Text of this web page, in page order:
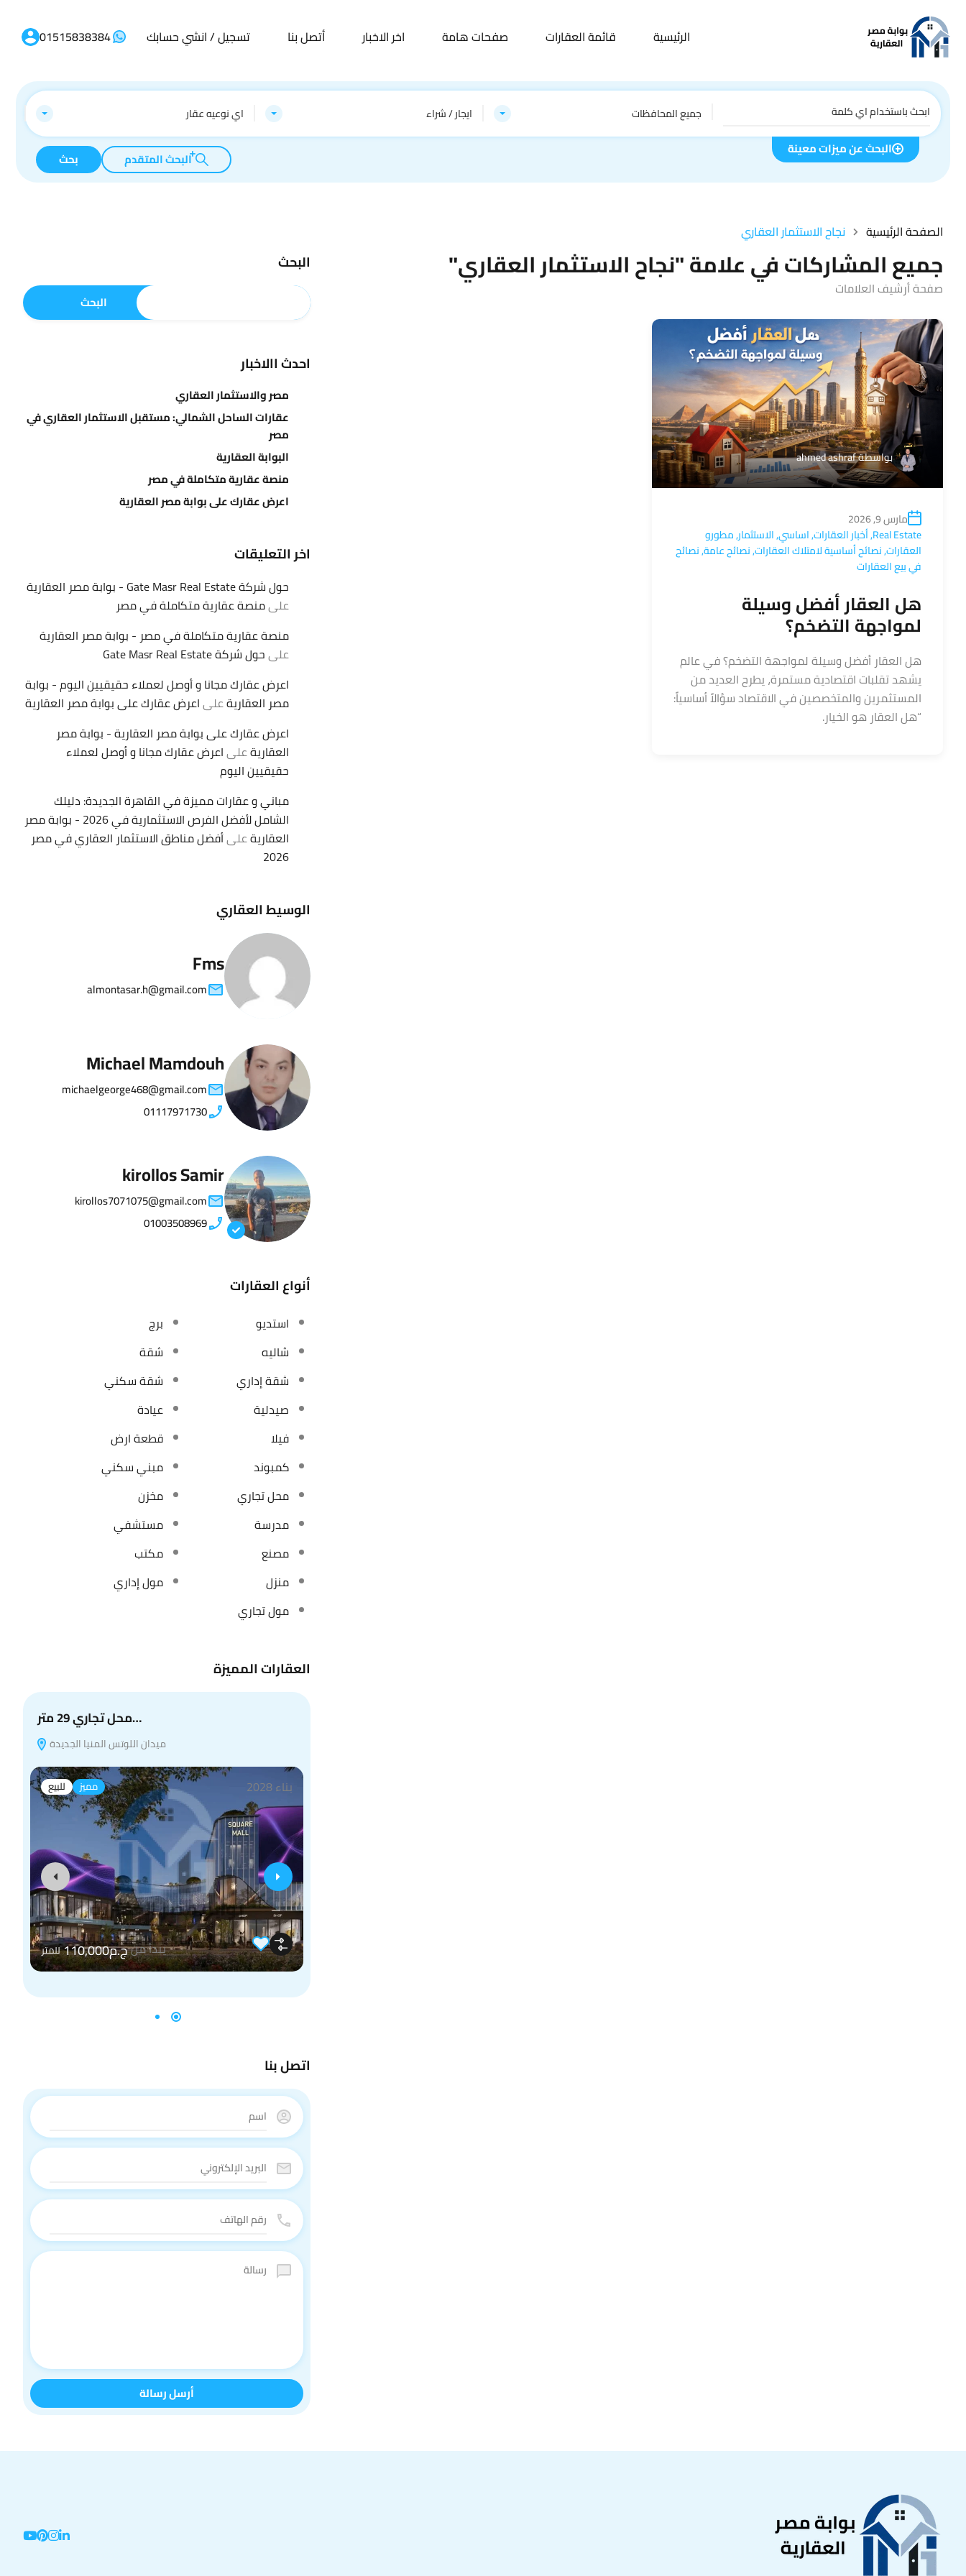
الرئيسية قائمة العقارات صفحات هامة اخر الاخبار أتصل بنا تسجيل / انشي حسابك 01515838384
جميع المحافظات ايجار / شراء اي نوعيه عقار
البحث عن ميزات معينة
البحث المتقدم بحث
الصفحة الرئيسية نجاح الاستثمار العقاري
جميع المشاركات في علامة "نجاح الاستثمار العقاري"
صفحة أرشيف العلامات
بواسطةahmed ashraf
مارس 9, 2026
Real Estate
,أخبار العقارات,اساسي,الاستثمار,مطورو
العقارات,نصائح أساسية لامتلاك العقارات,نصائح عامة,نصائح
في بيع العقارات
هل العقار أفضل وسيلة
لمواجهة التضخم؟
هل العقار أفضل وسيلة لمواجهة التضخم؟ في عالم
يشهد تقلبات اقتصادية مستمرة، يطرح العديد من
المستثمرين والمتخصصين في الاقتصاد سؤالاً أساسياً:
“هل العقار هو الخيار.
البحث
البحث
احدث االاخبار
مصر والاستثمار العقاري
عقارات الساحل الشمالي: مستقبل الاستثمار العقاري في
مصر
البوابة العقارية
منصة عقارية متكاملة في مصر
اعرض عقارك على بوابة مصر العقارية
اخر التعليقات
حول شركة Gate Masr Real Estate - بوابة مصر العقارية
علىمنصة عقارية متكاملة في مصر
منصة عقارية متكاملة في مصر - بوابة مصر العقارية
علىحول شركة Gate Masr Real Estate
اعرض عقارك مجانا و أوصل لعملاء حقيقيين اليوم - بوابة
مصر العقاريةعلىاعرض عقارك على بوابة مصر العقارية
اعرض عقارك على بوابة مصر العقارية - بوابة مصر
العقاريةعلىاعرض عقارك مجانا و أوصل لعملاء
حقيقيين اليوم
مباني و عقارات مميزة في القاهرة الجديدة: دليلك
الشامل لأفضل الفرص الاستثمارية في 2026 - بوابة مصر
العقاريةعلىأفضل مناطق الاستثمار العقاري في مصر
2026
الوسيط العقاري
Fms
almontasar.h@gmail.com
Michael Mamdouh
michaelgeorge468@gmail.com
01117971730
kirollos Samir
kirollos7071075@gmail.com
01003508969
أنواع العقارات
استديو
برج
شاليه
شقة
شقة إداري
شقة سكني
صيدلية
عيادة
فيلا
قطعة ارض
كمبوند
مبني سكني
محل تجاري
مخزن
مدرسة
مستشفي
مصنع
مكتب
منزل
مول إداري
مول تجاري
العقارات المميزة
محل تجاري 29 متر…
ميدان اللوتس المنيا الجديدة
للبيع مميز بناء 2028
يبدأ منج.م110,000 للمتر
اتصل بنا